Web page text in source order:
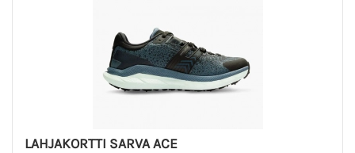
LAHJAKORTTI SARVA ACE